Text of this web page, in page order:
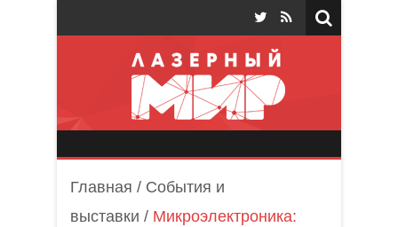
Главная / События и
выставки / Микроэлектроника: